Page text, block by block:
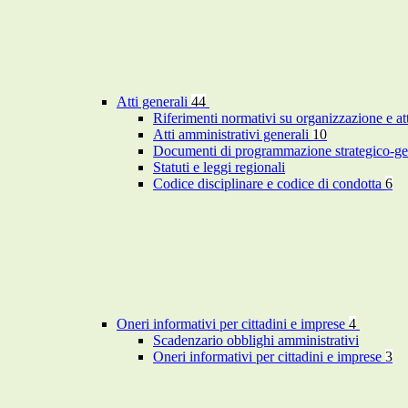
Atti generali 44
Riferimenti normativi su organizzazione e
Atti amministrativi generali 10
Documenti di programmazione strategico-
Statuti e leggi regionali
Codice disciplinare e codice di condotta 6
Oneri informativi per cittadini e imprese 4
Scadenzario obblighi amministrativi
Oneri informativi per cittadini e imprese 3